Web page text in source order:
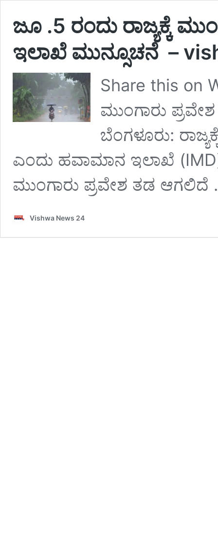
ಜೂ .5 ರಂದು ರಾಜ್ಯಕ್ಕೆ
ಇಲಾಖೆ ಮುನ್ಸೂಚನೆ –
Share this on
ಮುಂಗಾರು
ಬೆಂಗಳೂರು:
ಎಂದು ಹವಾಮಾನ ಇಲಾಖೆ
ಮುಂಗಾರು ಪ್ರವೇಶ ತಡ
Vishwa News 24